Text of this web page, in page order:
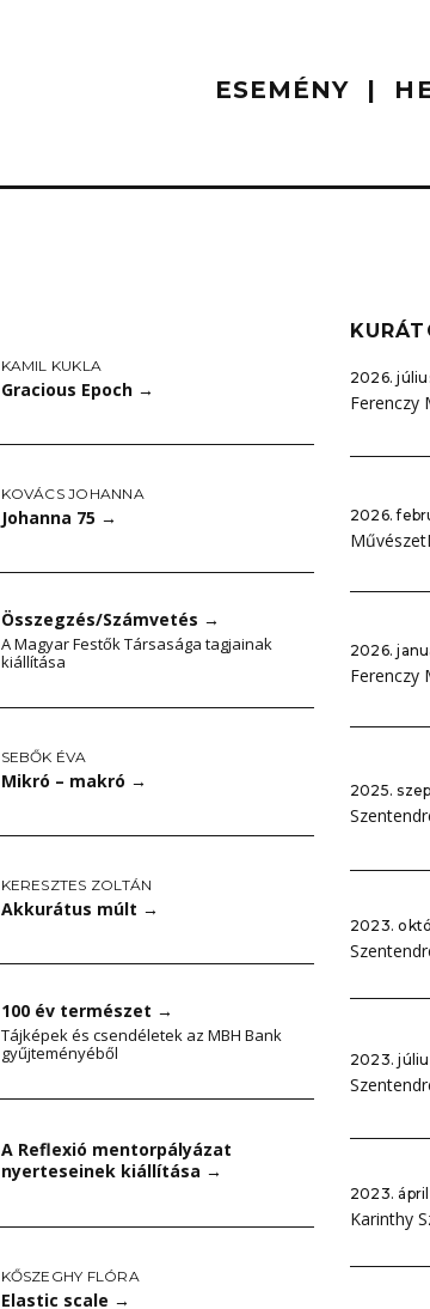
ESEMÉNY
KAMIL KUKLA
Gracious Epoch →
KOVÁCS JOHANNA
Johanna 75 →
Összegzés/Számvetés →
A Magyar Festők Társasága tagjainak
kiállítása
SEBŐK ÉVA
Mikró – makró →
KERESZTES ZOLTÁN
Akkurátus múlt →
100 év természet →
Tájképek és csendéletek az MBH Bank
gyűjteményéből
A Reflexió mentorpályázat
nyerteseinek kiállítása →
KŐSZEGHY FLÓRA
Elastic scale →
2026.
Ferenczy
2026.
2026.
Ferenczy
2025.
2023.
2023.
2023.
Karinthy